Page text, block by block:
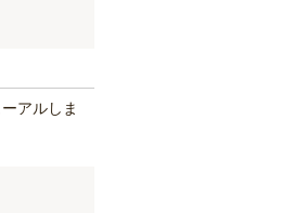
アルしま